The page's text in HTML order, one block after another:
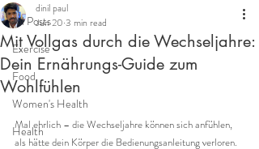
All Posts
Exercise
Food
Women's Health
Health
Mit Vollgas durch die Wechseljahre:
Dein Ernährungs-Guide zum
Wohlfühlen
dinil paul
Jun 20 3 min read
Mal ehrlich – die Wechseljahre können sich anfühlen,
als hätte dein Körper die Bedienungsanleitung verloren.